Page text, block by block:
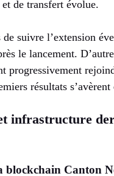
de transfert évolue.
suivre l’extension
le lancement.
progressivement
résultats
infrastructure
blockchain Canton